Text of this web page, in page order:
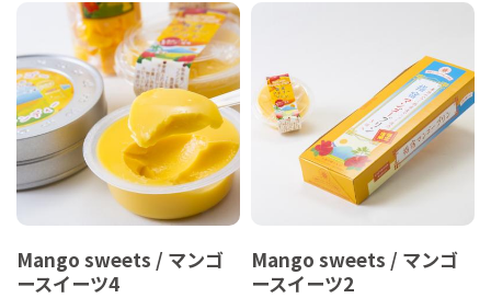
Mango sweets / マンゴ
ースイーツ4
Mango sweets / マンゴ
ースイーツ2